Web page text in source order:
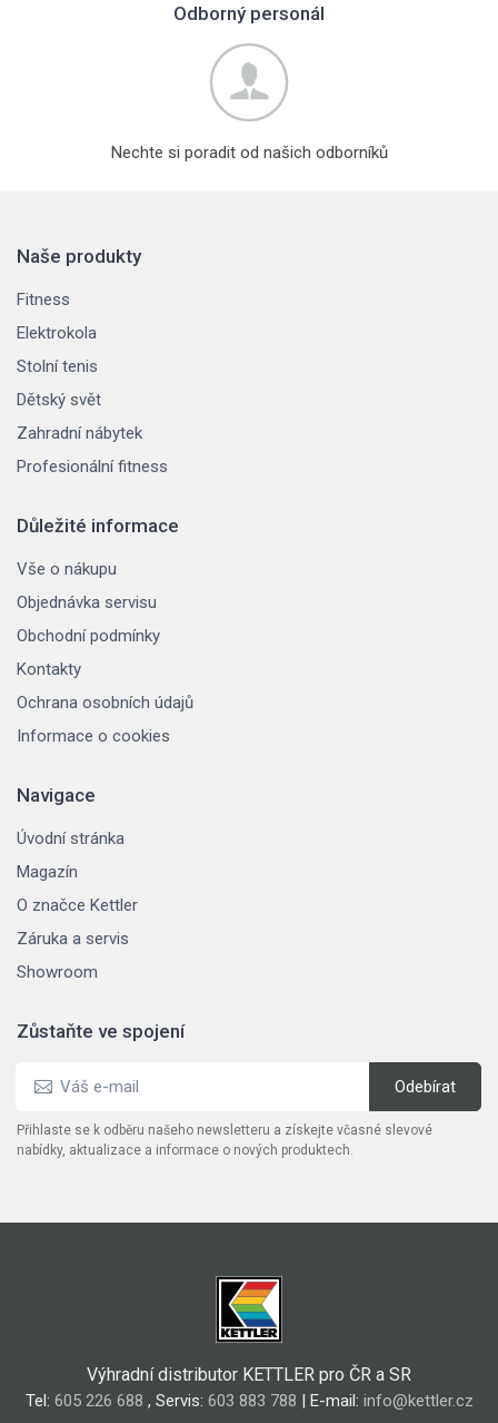
Odborný personál
Nechte si poradit od našich odborníků
Naše produkty
Fitness
Elektrokola
Stolní tenis
Dětský svět
Zahradní nábytek
Profesionální fitness
Důležité informace
Vše o nákupu
Objednávka servisu
Obchodní podmínky
Kontakty
Ochrana osobních údajů
Informace o cookies
Navigace
Úvodní stránka
Magazín
O značce Kettler
Záruka a servis
Showroom
Zůstaňte ve spojení
Přihlaste se k odběru našeho newsletteru a získejte včasné slevové
nabídky, aktualizace a informace o nových produktech.
Výhradní distributor KETTLER pro ČR a SR
Tel: 605 226 688 , Servis: 603 883 788 | E-mail: info@kettler.cz